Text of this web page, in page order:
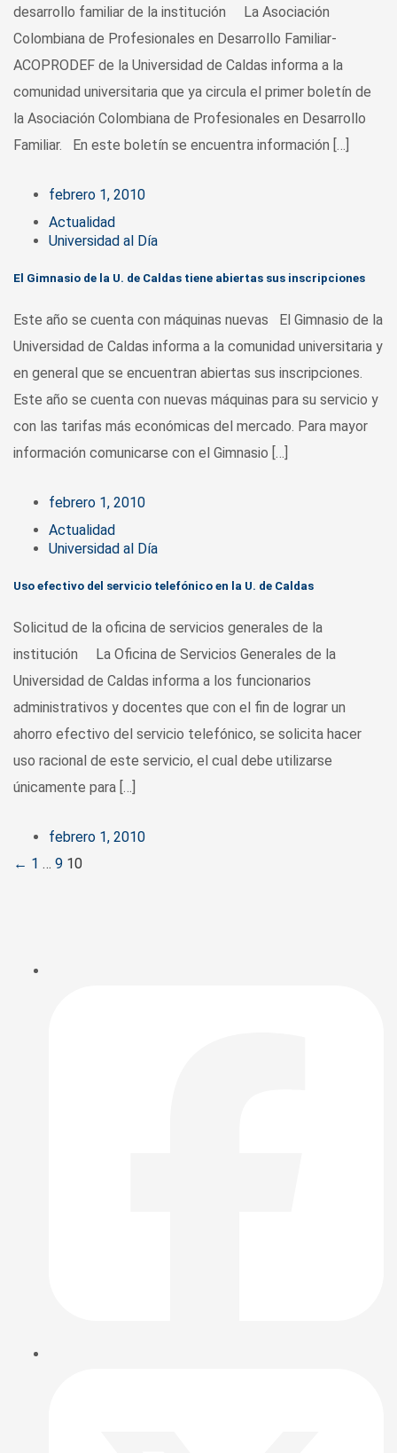
desarrollo familiar de la institución La Asociación
Colombiana de Profesionales en Desarrollo Familiar-
ACOPRODEF de la Universidad de Caldas informa a la
comunidad universitaria que ya circula el primer boletín de
la Asociación Colombiana de Profesionales en Desarrollo
Familiar. En este boletín se encuentra información […]
febrero 1, 2010
Actualidad
Universidad al Día
El Gimnasio de la U. de Caldas tiene abiertas sus inscripciones
Este año se cuenta con máquinas nuevas El Gimnasio de la
Universidad de Caldas informa a la comunidad universitaria y
en general que se encuentran abiertas sus inscripciones.
Este año se cuenta con nuevas máquinas para su servicio y
con las tarifas más económicas del mercado. Para mayor
información comunicarse con el Gimnasio […]
febrero 1, 2010
Actualidad
Universidad al Día
Uso efectivo del servicio telefónico en la U. de Caldas
Solicitud de la oficina de servicios generales de la
institución La Oficina de Servicios Generales de la
Universidad de Caldas informa a los funcionarios
administrativos y docentes que con el fin de lograr un
ahorro efectivo del servicio telefónico, se solicita hacer
uso racional de este servicio, el cual debe utilizarse
únicamente para […]
febrero 1, 2010
Posts
← 1 … 9 10